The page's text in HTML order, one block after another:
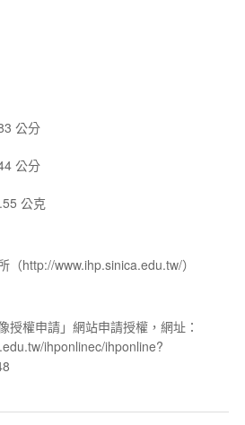
公分
公分
公克
（http://www.ihp.sinica.edu.tw/）
授權申請」網站申請授權，網址：
ihponlinec/ihponline?